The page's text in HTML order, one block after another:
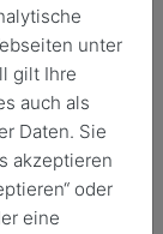
unter
gilt Ihre
auch als
Daten. Sie
akzeptieren
oder
eine